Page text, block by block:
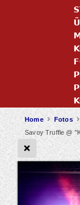
Home Fotos
Savoy Truffle @